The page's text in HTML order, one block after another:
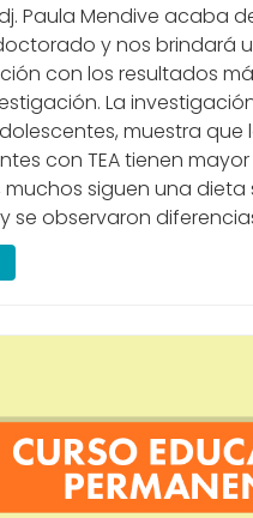
Paula Mendive acaba
y nos brindará
con los resultados
La
muestra que
con TEA tienen
muchos siguen una dieta
se observaron